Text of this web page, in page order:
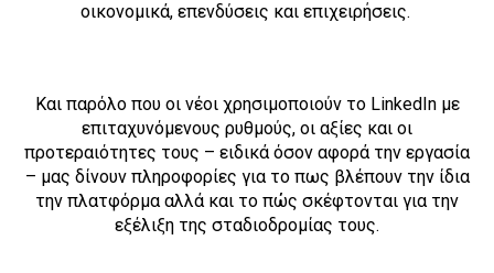
οικονομικά, επενδύσεις και επιχειρήσεις.
Και παρόλο που οι νέοι χρησιμοποιούν το LinkedIn με
επιταχυνόμενους ρυθμούς, οι αξίες και οι
προτεραιότητες τους – ειδικά όσον αφορά την εργασία
– μας δίνουν πληροφορίες για το πως βλέπουν την ίδια
την πλατφόρμα αλλά και το πώς σκέφτονται για την
εξέλιξη της σταδιοδρομίας τους.